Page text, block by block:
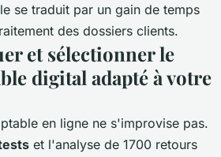
se traduit par un gain de temps
des dossiers clients.
et sélectionner le
digital adapté à votre
en ligne ne s'improvise pas.
et l'analyse de 1700 retours